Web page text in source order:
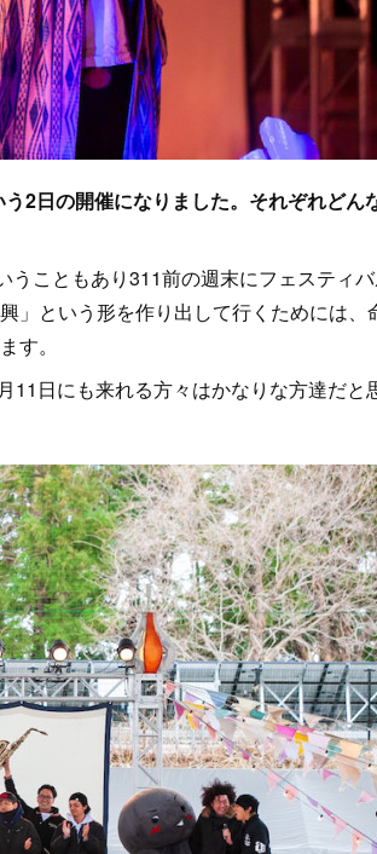
2日の開催になりました。それぞれどん
こともあり311前の週末にフェスティ
」という形を作り出して行くためには、
す。
日にも来れる方々はかなりな方達だと